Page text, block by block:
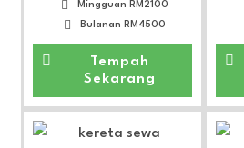
Mingguan RM2100
Bulanan RM4500
Tempah
Sekarang